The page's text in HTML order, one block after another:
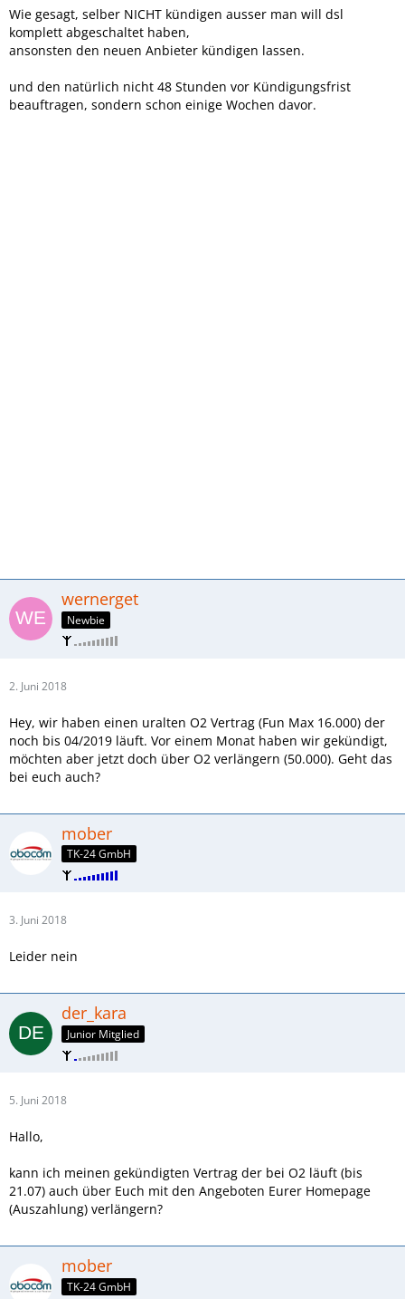
Auf eurer Hompage ist die Berechnung absolut verwirrend.
Warum zahle ich ab dem 13. Monatr 29,99 €? Muss ich doch
in den O2 free wechseln? [TABLE="cellpadding: 5"]
[TD="class: td_label_details"] [/TD]
Wie gesagt, selber NICHT kündigen ausser man will dsl
komplett abgeschaltet haben,
ansonsten den neuen Anbieter kündigen lassen.
und den natürlich nicht 48 Stunden vor Kündigungsfrist
beauftragen, sondern schon einige Wochen davor.
wernerget
Newbie
2. Juni 2018
Hey, wir haben einen uralten O2 Vertrag (Fun Max 16.000) der
noch bis 04/2019 läuft. Vor einem Monat haben wir gekündigt,
möchten aber jetzt doch über O2 verlängern (50.000). Geht das
bei euch auch?
mober
TK-24 GmbH
3. Juni 2018
Leider nein
der_kara
Junior Mitglied
5. Juni 2018
Hallo,
kann ich meinen gekündigten Vertrag der bei O2 läuft (bis
21.07) auch über Euch mit den Angeboten Eurer Homepage
(Auszahlung) verlängern?
mober
TK-24 GmbH